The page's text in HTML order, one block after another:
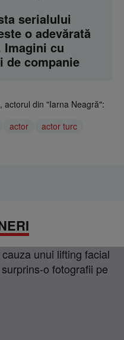
serialului
o adevărată
Imagini cu
de companie
actorul din "Iarna Neagră":
actor
actor turc